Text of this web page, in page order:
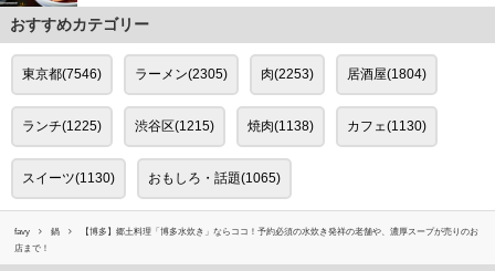
おすすめカテゴリー
東京都(7546) ラーメン(2305) 肉(2253) 居酒屋(1804)
ランチ(1225) 渋谷区(1215) 焼肉(1138) カフェ(1130)
スイーツ(1130) おもしろ・話題(1065)
favy 鍋
【博多】郷土料理「博多水炊き」ならココ！予約必須の水炊き発祥の老舗や、濃厚スープが売りのお
店まで！